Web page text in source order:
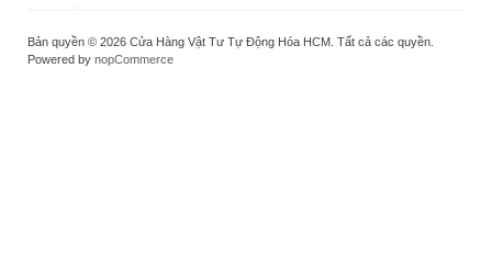
Bản quyền © 2026 Cửa Hàng Vật Tư Tự Động Hóa HCM. Tất cả các quyền.
Powered by nopCommerce